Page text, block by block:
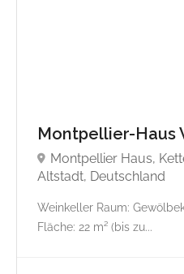
Montpellier-Haus
Montpellier Haus,
Altstadt, Deutschland
Weinkeller Raum:
Fläche: 22 m² (bis zu...